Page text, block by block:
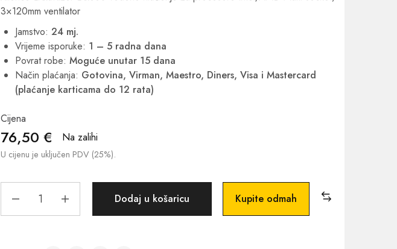
3×120mm ventilator
Jamstvo:24 mj.
Vrijeme isporuke: 1 – 5 radna dana
Povrat robe:Moguće unutar 15 dana
Način plaćanja: Gotovina, Virman, Maestro, Diners, Visa i Mastercard
(plaćanje karticama do 12 rata)
Cijena
76,50€ Na zalihi
U cijenu je uključen PDV (25%).
Dodaj u košaricu Kupite odmah